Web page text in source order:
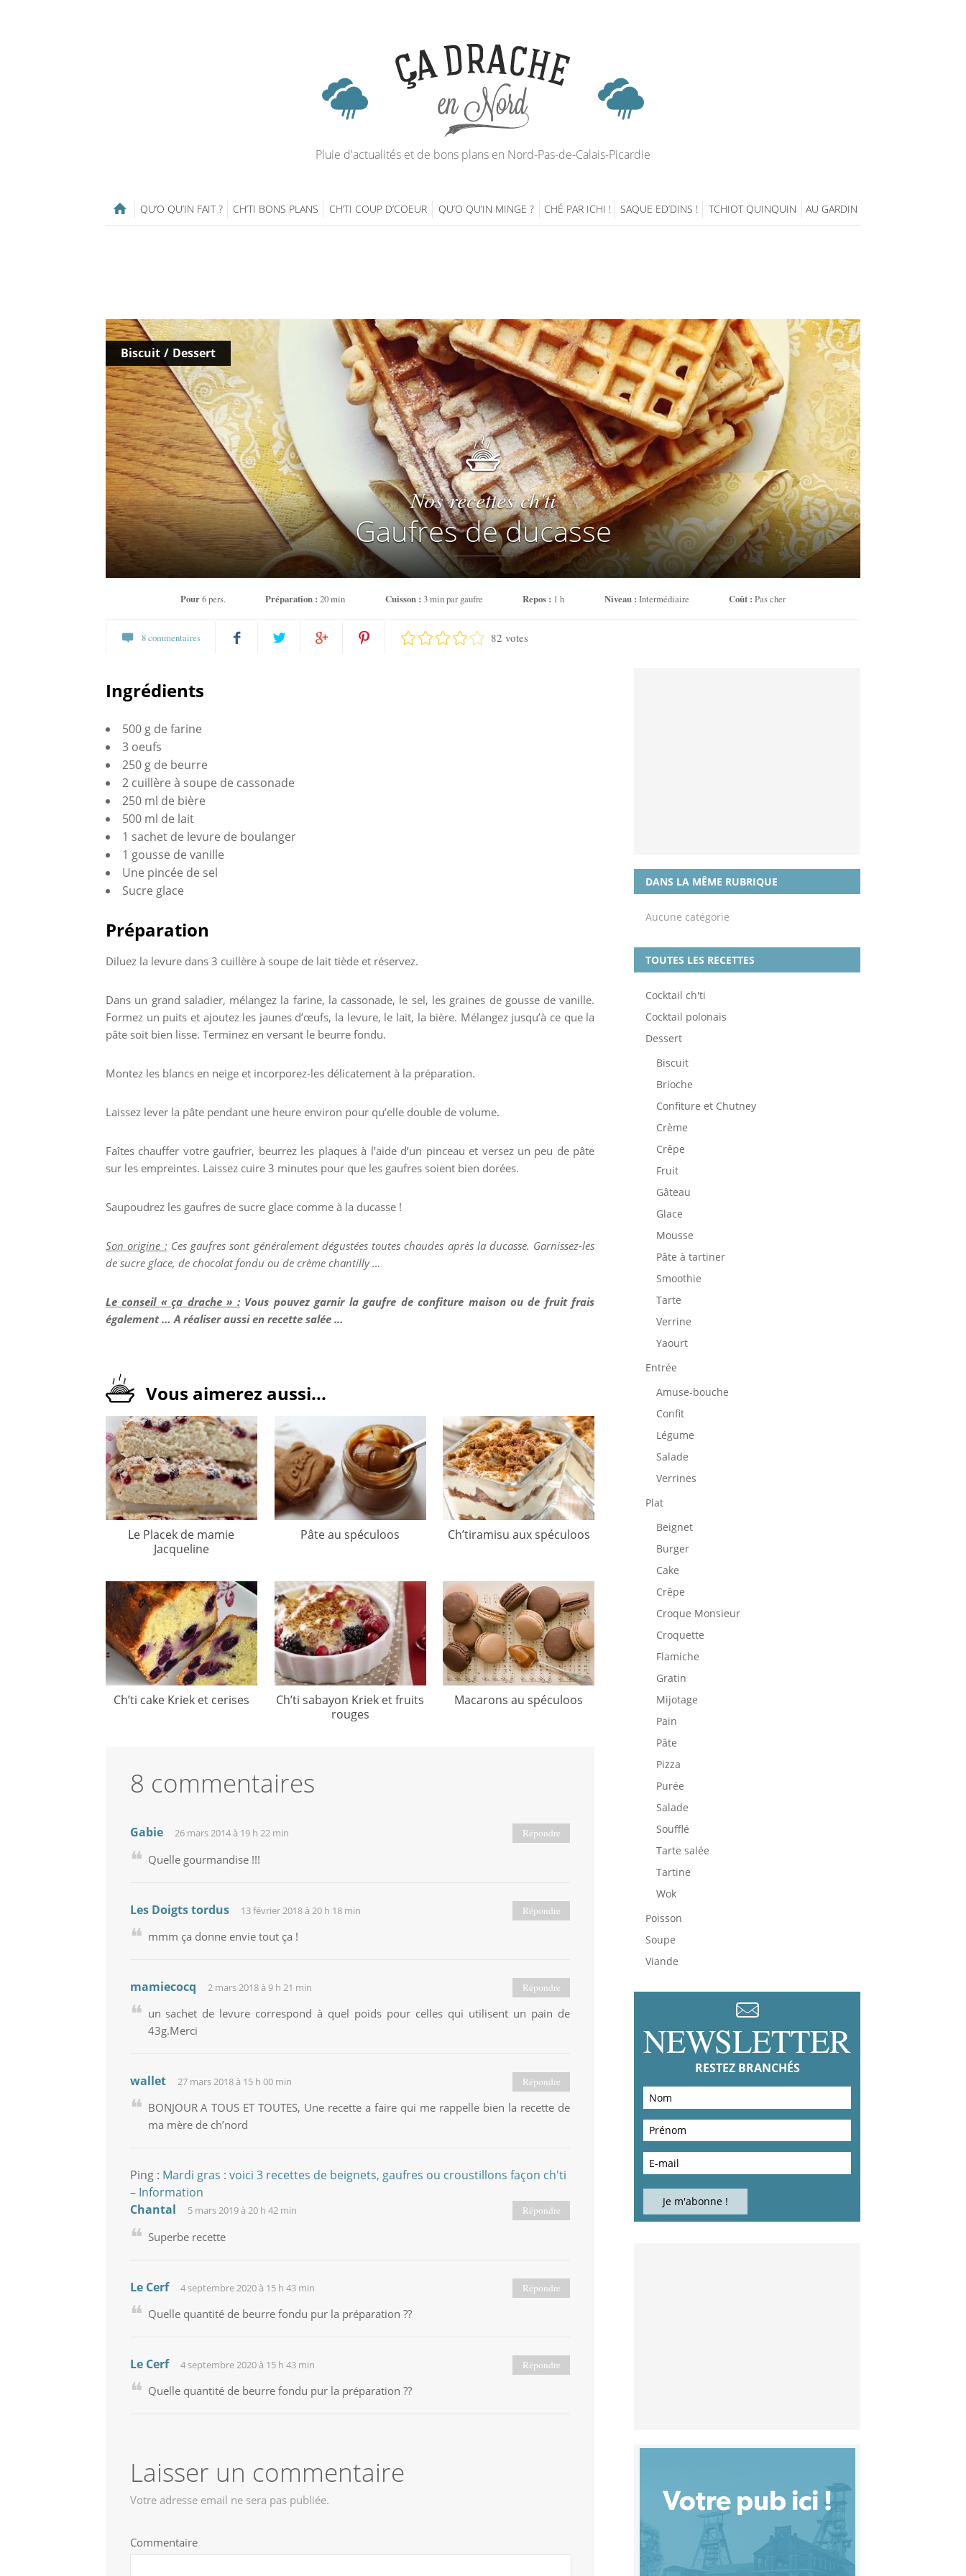
Pluie d'actualités et de bons plans en Nord-Pas-de-Calais-Picardie
QU’O QU’IN FAIT ? CH’TI BONS PLANS CH’TI COUP D’COEUR QU’O QU’IN MINGE ? CHÉ PAR ICHI ! SAQUE ED’DINS ! TCHIOT QUINQUIN AU GARDIN
Biscuit / Dessert
Nos recettes ch'ti
Gaufres de ducasse
Pour6 pers. Préparation :20 min Cuisson : 3 min par gaufre Repos : 1 h Niveau : Intermédiaire Coût : Pas cher
8 commentaires 82 votes
Ingrédients
500 g de farine
3 oeufs
250 g de beurre
2 cuillère à soupe de cassonade
250 ml de bière
500 ml de lait
1 sachet de levure de boulanger
1 gousse de vanille
Une pincée de sel
Sucre glace
Préparation
Diluez la levure dans 3 cuillère à soupe de lait tiède et réservez.
Dans un grand saladier, mélangez la farine, la cassonade, le sel, les graines de gousse de vanille.
Formez un puits et ajoutez les jaunes d’œufs, la levure, le lait, la bière. Mélangez jusqu’à ce que la
pâte soit bien lisse. Terminez en versant le beurre fondu.
Montez les blancs en neige et incorporez-les délicatement à la préparation.
Laissez lever la pâte pendant une heure environ pour qu’elle double de volume.
Faîtes chauffer votre gaufrier, beurrez les plaques à l’aide d’un pinceau et versez un peu de pâte
sur les empreintes. Laissez cuire 3 minutes pour que les gaufres soient bien dorées.
Saupoudrez les gaufres de sucre glace comme à la ducasse !
Son origine :Ces gaufres sont généralement dégustées toutes chaudes après la ducasse. Garnissez-les
de sucre glace, de chocolat fondu ou de crème chantilly …
Le conseil « ça drache » :Vous pouvez garnir la gaufre de confiture maison ou de fruit frais
également … A réaliser aussi en recette salée …
Vous aimerez aussi...
Le Placek de mamie
Jacqueline
Pâte au spéculoos Ch’tiramisu aux spéculoos
Ch’ti cake Kriek et cerises
Ch’ti sabayon Kriek et fruits
rouges
Macarons au spéculoos
8 commentaires
Gabie 26 mars 2014 à 19 h 22 min
Quelle gourmandise !!!
Répondre
Les Doigts tordus 13 février 2018 à 20 h 18 min
mmm ça donne envie tout ça !
Répondre
mamiecocq 2 mars 2018 à 9 h 21 min
un sachet de levure correspond à quel poids pour celles qui utilisent un pain de
43g.Merci
Répondre
wallet 27 mars 2018 à 15 h 00 min
BONJOUR A TOUS ET TOUTES, Une recette a faire qui me rappelle bien la recette de
ma mère de ch’nord
Répondre
Ping : Mardi gras : voici 3 recettes de beignets, gaufres ou croustillons façon ch'ti
– Information
Chantal
5 mars 2019 à 20 h 42 min
Superbe recette
Répondre
Le Cerf 4 septembre 2020 à 15 h 43 min
Quelle quantité de beurre fondu pur la préparation ??
Répondre
Le Cerf 4 septembre 2020 à 15 h 43 min
Quelle quantité de beurre fondu pur la préparation ??
Répondre
Laisser un commentaire
Votre adresse email ne sera pas publiée.
Commentaire
DANS LA MÊME RUBRIQUE
Aucune catégorie
TOUTES LES RECETTES
Cocktail ch'ti
Cocktail polonais
Dessert
Biscuit
Brioche
Confiture et Chutney
Crème
Crêpe
Fruit
Gâteau
Glace
Mousse
Pâte à tartiner
Smoothie
Tarte
Verrine
Yaourt
Entrée
Amuse-bouche
Confit
Légume
Salade
Verrines
Plat
Beignet
Burger
Cake
Crêpe
Croque Monsieur
Croquette
Flamiche
Gratin
Mijotage
Pain
Pâte
Pizza
Purée
Salade
Soufflé
Tarte salée
Tartine
Wok
Poisson
Soupe
Viande
NEWSLETTER
RESTEZ BRANCHÉS